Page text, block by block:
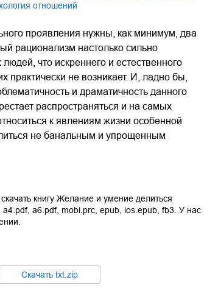
отношений
проявления нужны, как минимум, два
рационализм настолько сильно
что искреннего и естественного
не возникает. И, ладно бы,
и драматичность данного
распространяться и на самых
к явлениям жизни особенной
не банальным и упрощенным
книгу Желание и умение делиться
a4.pdf, a6.pdf, mobi.prc epub ios.epub fb3 . У нас
Cкачать txt.zip